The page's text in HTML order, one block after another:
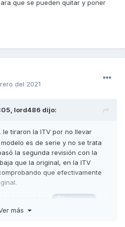
que se pueden quitar y poner
del 2021
lord486 dijo:
le tiraron la ITV por no llevar
es de serie y no se trata
la segunda revisión con la
que la original, en la ITV
que efectivamente
se puede pasar la ITV con una
más